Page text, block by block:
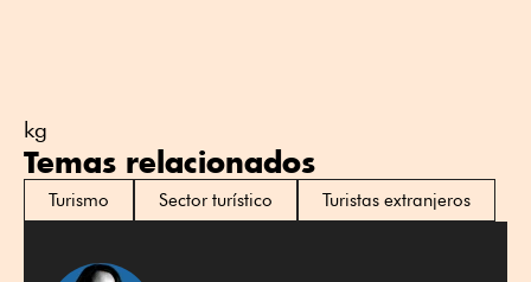
kg
Temas relacionados
Turismo Sector turístico Turistas extranjeros